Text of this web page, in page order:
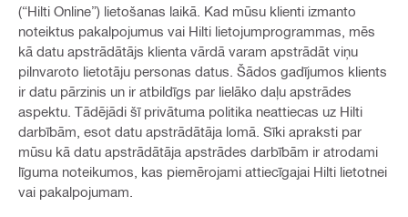
(“Hilti Online”) lietošanas laikā. Kad mūsu klienti izmanto
noteiktus pakalpojumus vai Hilti lietojumprogrammas, mēs
kā datu apstrādātājs klienta vārdā varam apstrādāt viņu
pilnvaroto lietotāju personas datus. Šādos gadījumos klients
ir datu pārzinis un ir atbildīgs par lielāko daļu apstrādes
aspektu. Tādējādi šī privātuma politika neattiecas uz Hilti
darbībām, esot datu apstrādātāja lomā. Sīki apraksti par
mūsu kā datu apstrādātāja apstrādes darbībām ir atrodami
līguma noteikumos, kas piemērojami attiecīgajai Hilti lietotnei
vai pakalpojumam.